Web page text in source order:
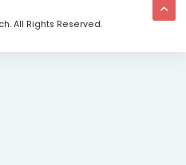
All Rights Reserved.